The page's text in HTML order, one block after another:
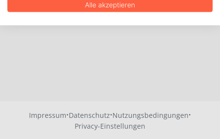
Impressum·Datenschutz·Nutzungsbedingungen·
Privacy-Einstellungen
Alle akzeptieren